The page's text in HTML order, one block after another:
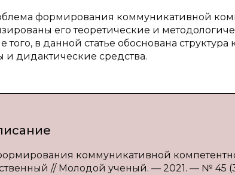
формирования коммуникативной
его теоретические и
в данной статье обоснована
дидактические средства.
коммуникативной
// Молодой ученый. — 2021. — № 45